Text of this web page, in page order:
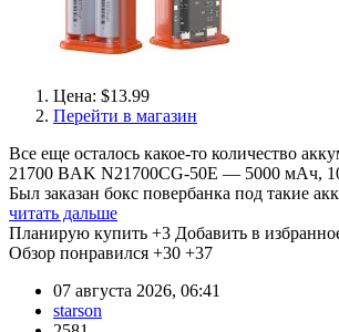
Цена: $13.99
Перейти в магазин
Все еще осталось какое-то количество
21700 BAK N21700CG-50E — 5000 мАч,
Был заказан бокс повербанка под такие
читать дальше
Планирую купить +3 Добавить в
Обзор понравился +30 +37
07 августа 2026, 06:41
starson